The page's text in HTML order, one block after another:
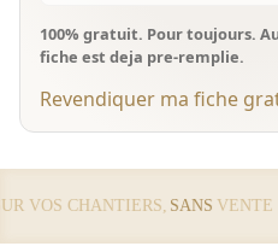
100% gratuit. Pour toujours.
fiche est deja pre-remplie.
Revendiquer ma fiche
VOS CHANTIERS,SANSVENTE